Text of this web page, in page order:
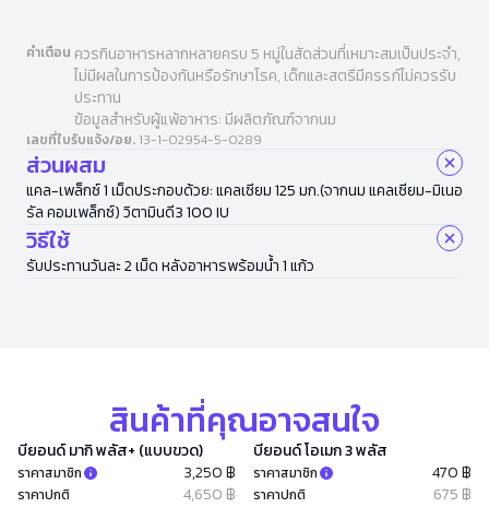
คำเตือน ควรกินอาหารหลากหลายครบ 5 หมู่ในสัดส่วนที่เหมาะสมเป็นประจำ,
ไม่มีผลในการป้องกันหรือรักษาโรค, เด็กและสตรีมีครรภ์ไม่ควรรับ
ประทาน
ข้อมูลสำหรับผู้แพ้อาหาร: มีผลิตภัณฑ์จากนม
เลขที่ใบรับแจ้ง/อย. 13-1-02954-5-0289
ส่วนผสม
แคล-เพล็กซ์ 1 เม็ดประกอบด้วย: แคลเซียม 125 มก.(จากนม แคลเซียม-มิเนอ
รัล คอมเพล็กซ์) วิตามินดี3 100 IU
วิธีใช้
รับประทานวันละ 2 เม็ด หลังอาหารพร้อมน้ำ 1 แก้ว
สินค้าที่คุณอาจสนใจ
บียอนด์ มากิ พลัส+ (แบบขวด)
ราคาสมาชิก 3,250 ฿
ราคาปกติ 4,650 ฿
บียอนด์ โอเมก 3 พลัส
ราคาสมาชิก 470 ฿
ราคาปกติ 675 ฿